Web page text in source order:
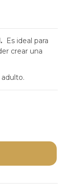
Es ideal para
crear una